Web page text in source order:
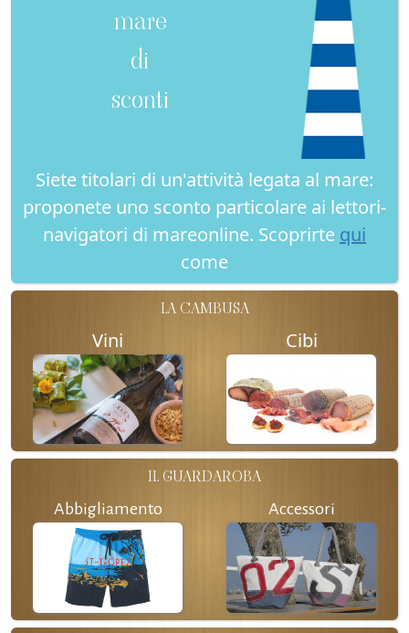
mare
di
sconti
Siete titolari di un'attività legata al mare:
proponete uno sconto particolare ai lettori-
navigatori di mareonline. Scoprirte qui
come
LA CAMBUSA
Vini Cibi
IL GUARDAROBA
Abbigliamento Accessori